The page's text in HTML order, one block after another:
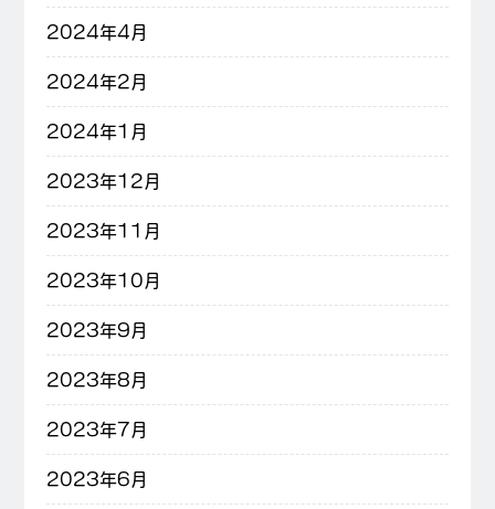
2024年4月
2024年2月
2024年1月
2023年12月
2023年11月
2023年10月
2023年9月
2023年8月
2023年7月
2023年6月